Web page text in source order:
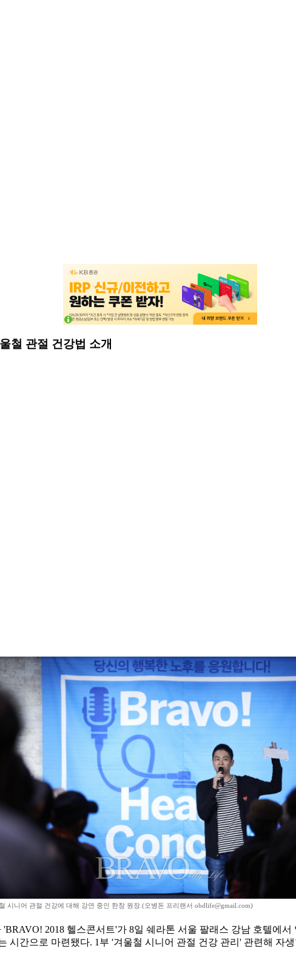
철 관절 건강법 소개
시니어 관절 건강에 대해 강연 중인 한창 원장.(오병돈 프리랜서 obdlife@gmail.com)
2018 헬스콘서트'가 8일 쉐라톤 서울 팔래스 강남 호텔에
시간으로 마련됐다. 1부 '겨울철 시니어 관절 건강 관리' 관련해 자